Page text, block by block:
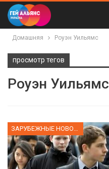
Домашняя Роуэн Уильямс
просмотр тегов
Роуэн Уильямс